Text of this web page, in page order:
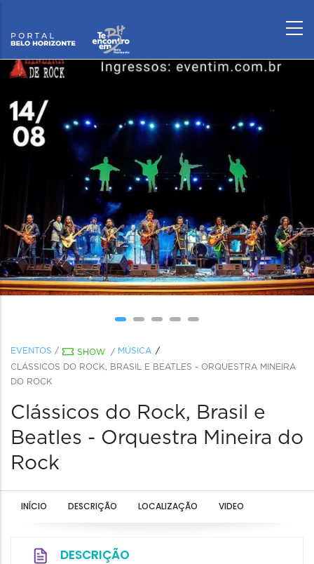
EVENTOS / SHOW / MÚSICA
CLÁSSICOS DO ROCK, BRASIL E BEATLES - ORQUESTRA MINEIRA
DO ROCK
Clássicos do Rock, Brasil e
Beatles - Orquestra Mineira do
Rock
INÍCIO DESCRIÇÃO LOCALIZAÇÃO VIDEO
DESCRIÇÃO